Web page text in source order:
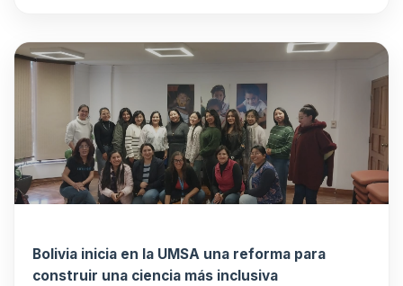
Bolivia inicia en la UMSA una reforma para
construir una ciencia más inclusiva